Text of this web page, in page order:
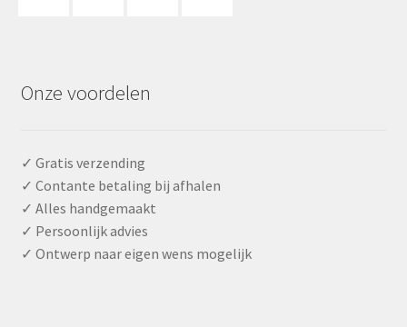
Onze voordelen
✓ Gratis verzending
✓ Contante betaling bij afhalen
✓ Alles handgemaakt
✓ Persoonlijk advies
✓ Ontwerp naar eigen wens mogelijk